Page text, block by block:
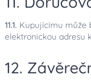
11.1. Kupujícímu může
elektronickou adresu
12.